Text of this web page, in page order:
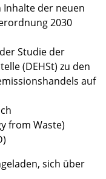
der neuen
2030
Studie der
(DEHSt) zu den
auf
from Waste)
sich über